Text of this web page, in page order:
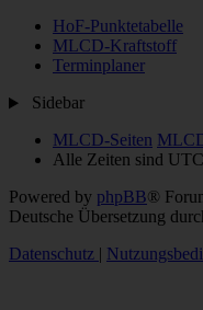
HoF-Punktetabelle
MLCD-Kraftstoff
Terminplaner
Sidebar
MLCD-Seiten
Alle Zeiten sind
Powered by phpBB®
Deutsche Übersetzung
Datenschutz |